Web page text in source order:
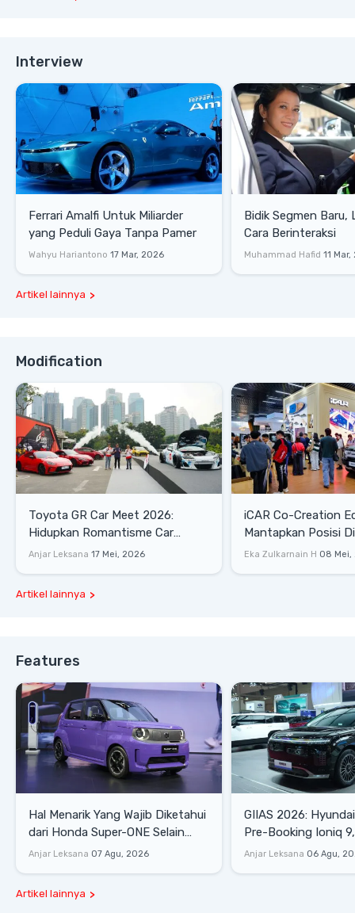
Interview
Ferrari Amalfi Untuk Miliarder
yang Peduli Gaya Tanpa Pamer
Wahyu Hariantono 17 Mar, 2026
Bidik Segmen Baru,
Cara Berinteraksi
Muhammad Hafid 11
Artikel lainnya
Modification
Toyota GR Car Meet 2026:
Hidupkan Romantisme Car
Culture Era 90-an
Anjar Leksana 17 Mei, 2026
iCAR Co-Creation
Mantapkan Posisi
Gaya Hidup
Eka Zulkarnain H 08 Mei,
Artikel lainnya
Features
Hal Menarik Yang Wajib Diketahui
dari Honda Super-ONE Selain
Harga
Anjar Leksana 07 Agu, 2026
GIIAS 2026:
Pre-Booking Ioniq
Rp1,49 Miliar
Anjar Leksana 06 Agu,
Artikel lainnya